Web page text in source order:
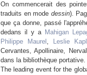
On commencerait des
traduits en mode dessin).
que ça donne, passé
dedans il y a
Mahigan
Philippe Maurel
Leslie
Cervantes, Apollinaire,
dans la bibliothèque portative.
The leading event for the